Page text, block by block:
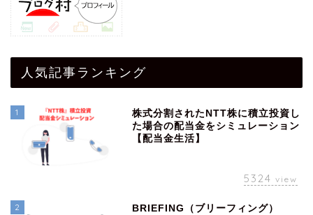
人気記事ランキング
1
株式分割されたNTT株に積立投資し
た場合の配当金をシミュレーション
【配当金生活】
5324 view
2
BRIEFING（ブリーフィング）